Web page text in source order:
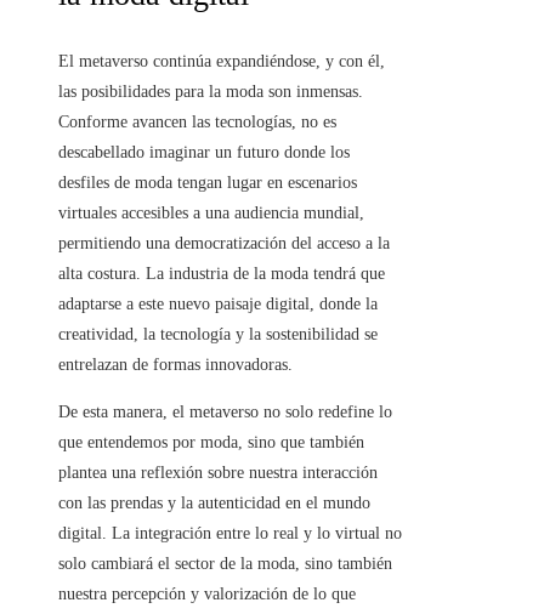
El metaverso continúa expandiéndose, y con él,
las posibilidades para la moda son inmensas.
Conforme avancen las tecnologías, no es
descabellado imaginar un futuro donde los
desfiles de moda tengan lugar en escenarios
virtuales accesibles a una audiencia mundial,
permitiendo una democratización del acceso a la
alta costura. La industria de la moda tendrá que
adaptarse a este nuevo paisaje digital, donde la
creatividad, la tecnología y la sostenibilidad se
entrelazan de formas innovadoras.
De esta manera, el metaverso no solo redefine lo
que entendemos por moda, sino que también
plantea una reflexión sobre nuestra interacción
con las prendas y la autenticidad en el mundo
digital. La integración entre lo real y lo virtual no
solo cambiará el sector de la moda, sino también
nuestra percepción y valorización de lo que